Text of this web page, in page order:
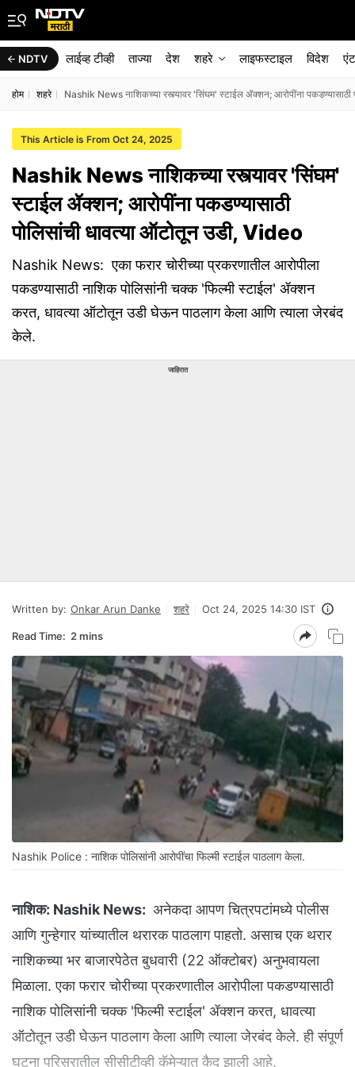
NDTV लाईव्ह टीव्ही ताज्या देश शहरे लाइफस्टाइल विदेश
होम शहरे Nashik News नाशिकच्या रस्त्यावर 'सिंघम' स्टाईल ॲक्शन; आरोपींना पकडण्यासाठी
This Article is From Oct 24, 2025
Nashik News नाशिकच्या रस्त्यावर 'सिंघम'
स्टाईल ॲक्शन; आरोपींना पकडण्यासाठी
पोलिसांची धावत्या ऑटोतून उडी, Video
Nashik News: एका फरार चोरीच्या प्रकरणातील आरोपीला
पकडण्यासाठी नाशिक पोलिसांनी चक्क 'फिल्मी स्टाईल' ॲक्शन
करत, धावत्या ऑटोतून उडी घेऊन पाठलाग केला आणि त्याला जेरबंद
केले.
जाहिरात
Written by: Onkar Arun Danke शहरे Oct 24, 2025 14:30 IST
Read Time: 2 mins
Nashik Police : नाशिक पोलिसांनी आरोपींचा फिल्मी स्टाईल पाठलाग केला.
नाशिक: Nashik News: अनेकदा आपण चित्रपटांमध्ये पोलीस
आणि गुन्हेगार यांच्यातील थरारक पाठलाग पाहतो. असाच एक थरार
नाशिकच्या भर बाजारपेठेत बुधवारी (22 ऑक्टोबर) अनुभवायला
मिळाला. एका फरार चोरीच्या प्रकरणातील आरोपीला पकडण्यासाठी
नाशिक पोलिसांनी चक्क 'फिल्मी स्टाईल' ॲक्शन करत, धावत्या
ऑटोतून उडी घेऊन पाठलाग केला आणि त्याला जेरबंद केले. ही संपूर्ण
घटना परिसरातील सीसीटीव्ही कॅमेऱ्यात कैद झाली आहे.